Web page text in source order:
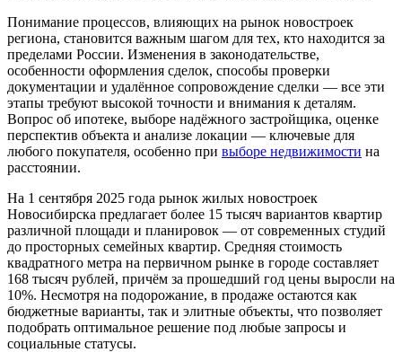
Понимание процессов, влияющих на рынок новостроек
региона, становится важным шагом для тех, кто находится за
пределами России. Изменения в законодательстве,
особенности оформления сделок, способы проверки
документации и удалённое сопровождение сделки — все эти
этапы требуют высокой точности и внимания к деталям.
Вопрос об ипотеке, выборе надёжного застройщика, оценке
перспектив объекта и анализе локации — ключевые для
любого покупателя, особенно при выборе недвижимости на
расстоянии.
На 1 сентября 2025 года рынок жилых новостроек
Новосибирска предлагает более 15 тысяч вариантов квартир
различной площади и планировок — от современных студий
до просторных семейных квартир. Средняя стоимость
квадратного метра на первичном рынке в городе составляет
168 тысяч рублей, причём за прошедший год цены выросли на
10%. Несмотря на подорожание, в продаже остаются как
бюджетные варианты, так и элитные объекты, что позволяет
подобрать оптимальное решение под любые запросы и
социальные статусы.